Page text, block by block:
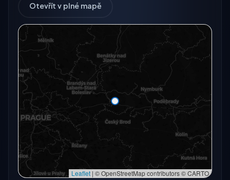
Otevřít v plné mapě
Radarový snímek momentálně není dostupný.
Otevřít v plné mapě
Zkusit znovu
Otevřít v plné mapě →
Leaflet | © OpenStreetMap contributors © CARTO